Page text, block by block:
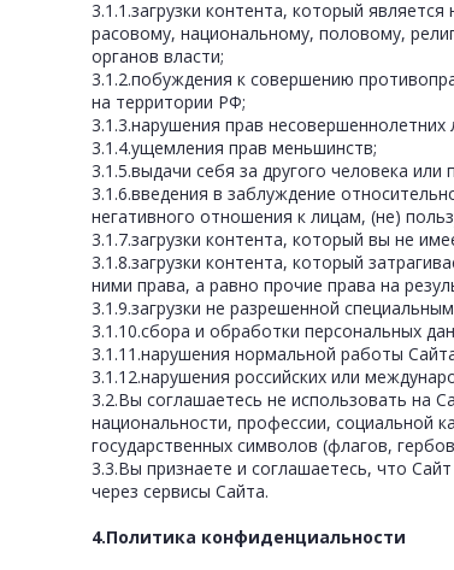
3.1.1.загрузки контента, который
расовому, национальному, половому,
органов власти;
3.1.2.побуждения к совершению
на территории РФ;
3.1.3.нарушения прав
3.1.4.ущемления прав меньшинств;
3.1.5.выдачи себя за другого человека
3.1.6.введения в заблуждение
негативного отношения к лицам, (не)
3.1.7.загрузки контента, который вы не
3.1.8.загрузки контента, который
ними права, а равно прочие права на
3.1.9.загрузки не разрешенной
3.1.10.сбора и обработки персональных
3.1.11.нарушения нормальной работы
3.1.12.нарушения российских или
3.2.Вы соглашаетесь не использовать на
национальности, профессии, социальной
государственных символов (флагов,
3.3.Вы признаете и соглашаетесь, что
через сервисы Сайта.
4.Политика конфиденциальности